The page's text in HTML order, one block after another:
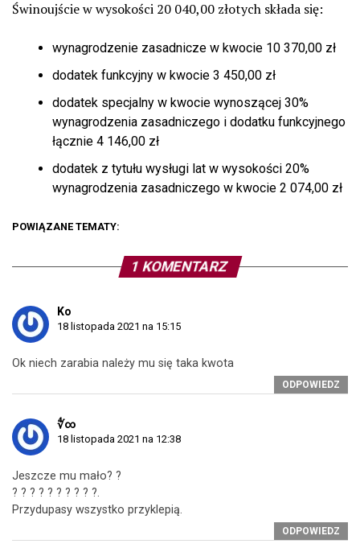
Świnoujście w wysokości 20 040,00 złotych składa się:
wynagrodzenie zasadnicze w kwocie 10 370,00 zł
dodatek funkcyjny w kwocie 3 450,00 zł
dodatek specjalny w kwocie wynoszącej 30%
wynagrodzenia zasadniczego i dodatku funkcyjnego
łącznie 4 146,00 zł
dodatek z tytułu wysługi lat w wysokości 20%
wynagrodzenia zasadniczego w kwocie 2 074,00 zł
POWIĄZANE TEMATY:
1 KOMENTARZ
Ko
18 listopada 2021 na 15:15
Ok niech zarabia należy mu się taka kwota
ODPOWIEDZ
∜∞
18 listopada 2021 na 12:38
Jeszcze mu mało? ?
? ? ? ? ? ? ? ? ? ?.
Przydupasy wszystko przyklepią.
ODPOWIEDZ